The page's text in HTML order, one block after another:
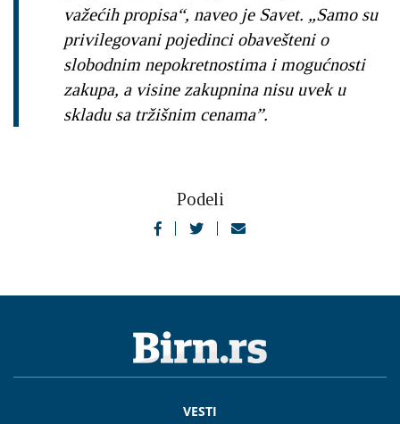
važećih propisa“, naveo je Savet. „Samo su
privilegovani pojedinci obavešteni o
slobodnim nepokretnostima i mogućnosti
zakupa, a visine zakupnina nisu uvek u
skladu sa tržišnim cenama”.
Podeli
VESTI